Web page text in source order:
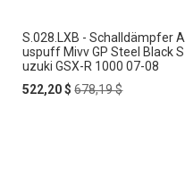
S.028.LXB - Schalldämpfer A
uspuff Mivv GP Steel Black S
uzuki GSX-R 1000 07-08
Special
522,20 $ Regular
678,19 $